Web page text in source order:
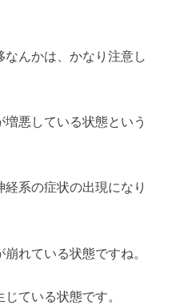
なんかは、かなり注意し
悪している状態という
系の症状の出現になり
れている状態ですね。
ている状態です。